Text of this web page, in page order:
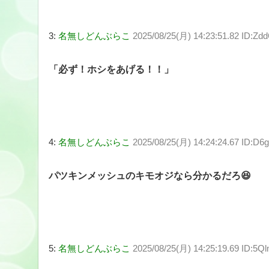
3: 名無しどんぶらこ 2025/08/25(月) 14:23:51.82
「必ず！ホシをあげる！！」
4: 名無しどんぶらこ 2025/08/25(月) 14:24:24.67
パツキンメッシュのキモオジなら分かるだろ😆
5: 名無しどんぶらこ 2025/08/25(月) 14:25:19.69